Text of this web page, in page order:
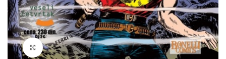
Klikni da povečaš